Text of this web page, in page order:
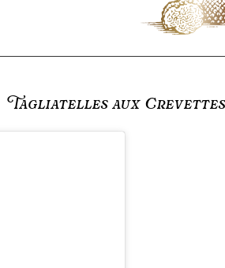
Tagliatelles aux